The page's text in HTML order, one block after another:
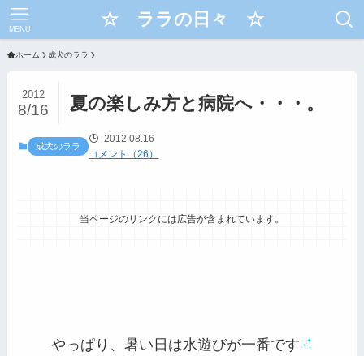
☆ ララの日々 ☆
MENU
ホーム 成犬のララ
夏の楽しみ方と病院へ・・・。
2012
8/16
成犬のララ
2012.08.16
コメント（26）
当ページのリンクには広告が含まれています。
やっぱり、暑い日は水遊びが一番です